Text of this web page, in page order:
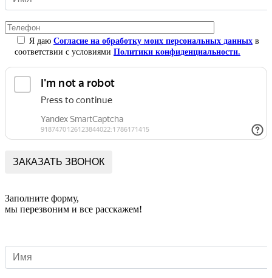
Я даю Согласие на обработку моих персональных данных в
соответствии с условиями Политики конфиденциальности.
Заполните форму,
мы перезвоним и все расскажем!